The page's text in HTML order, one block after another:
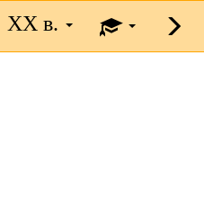
XX в.